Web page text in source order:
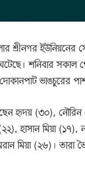
শ্রীনগর ইউনিয়নের
শনিবার
ভাঙচুরের
হৃদয় (৩০),
হাসান মিয়া
(২৬)। তারা